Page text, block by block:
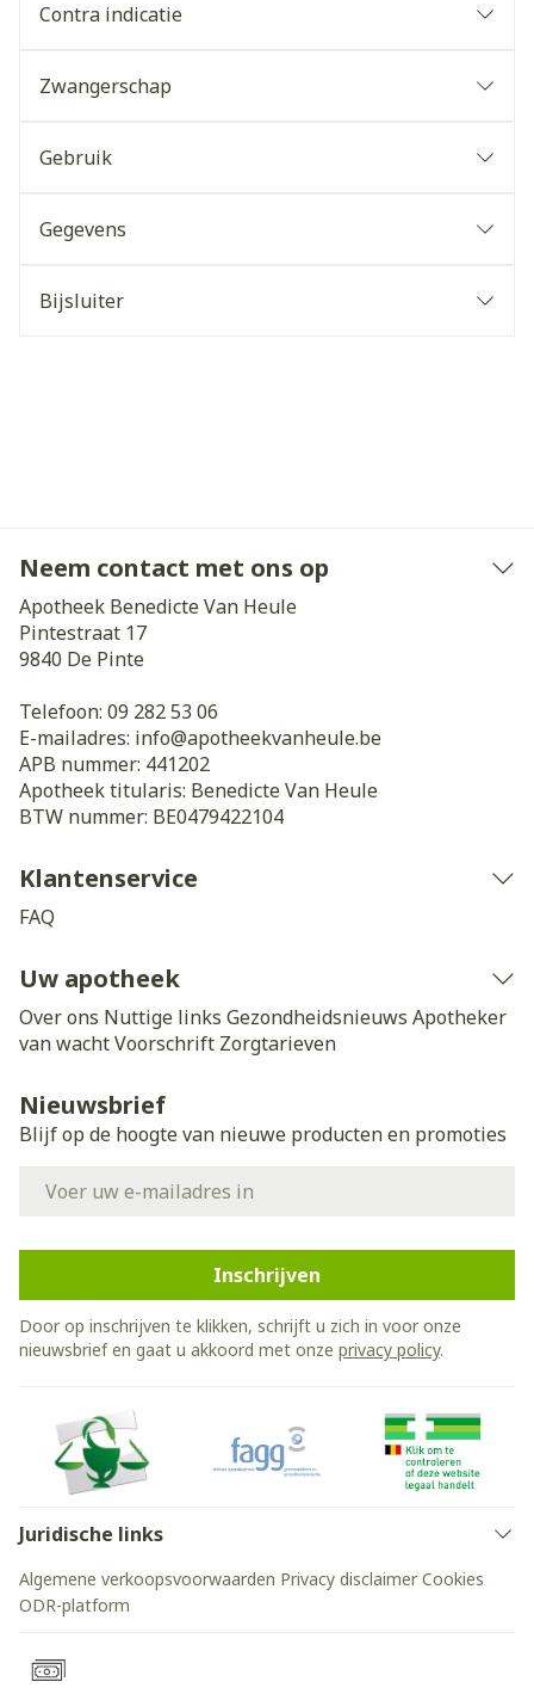
Contra indicatie
Zwangerschap
Gebruik
Gegevens
Bijsluiter
Neem contact met ons op
Apotheek Benedicte Van Heule
Pintestraat 17
9840 De Pinte
Telefoon: 09 282 53 06
E-mailadres: info@apotheekvanheule.be
APB nummer: 441202
Apotheek titularis: Benedicte Van Heule
BTW nummer: BE0479422104
Klantenservice
FAQ
Uw apotheek
Over ons Nuttige links Gezondheidsnieuws Apotheker
van wachtVoorschrift Zorgtarieven
Nieuwsbrief
Blijf op de hoogte van nieuwe producten en promoties
Inschrijven
Door op inschrijven te klikken, schrijft u zich in voor onze
nieuwsbrief en gaat u akkoord met onze privacy policy.
Juridische links
Algemene verkoopsvoorwaarden Privacy disclaimer Cookies
ODR-platform